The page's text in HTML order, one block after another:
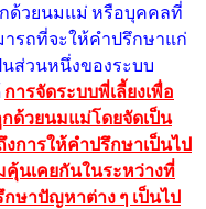
ด้วยนมแม่ หรือบุคคลที่
รถที่จะให้คำปรึกษาแก่
นส่วนหนึ่งของระบบ
การจัดระบบพี่เลี้ยงเพื่อ
ด้วยนมแม่โดยจัดเป็น
งการให้คำปรึกษาเป็นไป
นเคยกันในระหว่างที่
ษาปัญหาต่าง ๆ เป็นไป